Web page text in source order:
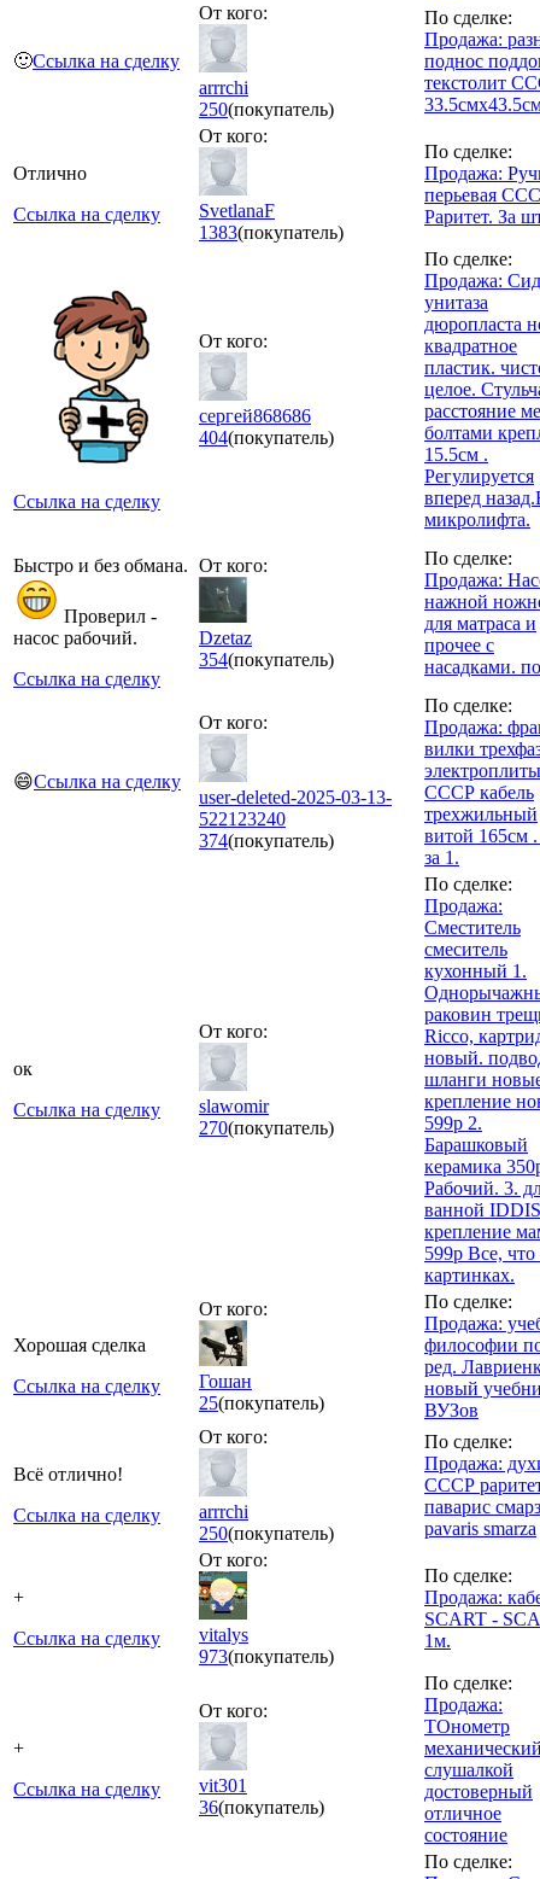
🙂Ссылка на сделку
От кого:
arrrchi
250(покупатель)
По сделке:
Продажа:
поднос
текстолит
Отлично
Ссылка на сделку
От кого:
SvetlanaF
1383(покупатель)
По сделке:
Продажа:
перьевая
Раритет. За
Ссылка на сделку
От кого:
сергей868686
404(покупатель)
По сделке:
Продажа:
унитаза
дюропласта
квадратное
пластик.
целое.
расстояние
болтами
15.5см .
Регулируется
вперед
микролифта.
Быстро и без обмана.
Проверил -
насос рабочий.
Ссылка на сделку
От кого:
Dzetaz
354(покупатель)
По сделке:
Продажа:
нажной
для матраса и
прочее с
насадками.
😄Ссылка на сделку
От кого:
user-deleted-2025-03-13-
522123240
374(покупатель)
По сделке:
Продажа:
вилки
электроплиты
СССР кабель
трехжильный
витой 165см
за 1.
ок
Ссылка на сделку
От кого:
slawomir
270(покупатель)
По сделке:
Продажа:
Сместитель
смеситель
кухонный 1.
раковин
Ricco,
новый.
шланги
крепление
599р 2.
Барашковый
керамика
Рабочий. 3.
ванной IDDIS
крепление
599р Все, что
картинках.
Хорошая сделка
Ссылка на сделку
От кого:
Гошан
25(покупатель)
По сделке:
Продажа:
философии
ред.
новый
ВУЗов
Всё отлично!
Ссылка на сделку
От кого:
arrrchi
250(покупатель)
По сделке:
Продажа:
СССР
паварис
pavaris smarza
+
Ссылка на сделку
От кого:
vitalys
973(покупатель)
По сделке:
Продажа:
SCART -
1м.
+
Ссылка на сделку
От кого:
vit301
36(покупатель)
По сделке:
Продажа:
ТОнометр
слушалкой
достоверный
отличное
состояние
По сделке: